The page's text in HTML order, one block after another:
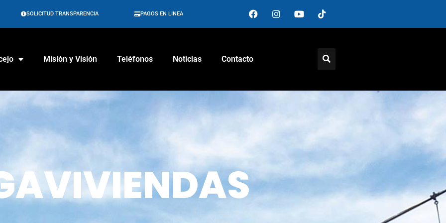
SOLICITUD TRANSPARENCIA PAGOS EN LINEA
Misión y Visión Teléfonos Noticias Contacto